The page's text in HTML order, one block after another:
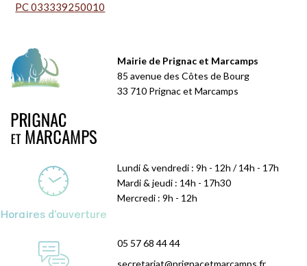
PC 033339250010
Mairie de Prignac et Marcamps
85 avenue des Côtes de Bourg
33 710 Prignac et Marcamps
Horaires d'ouverture
Lundi & vendredi : 9h - 12h / 14h - 17h
Mardi & jeudi : 14h - 17h30
Mercredi : 9h - 12h
05 57 68 44 44